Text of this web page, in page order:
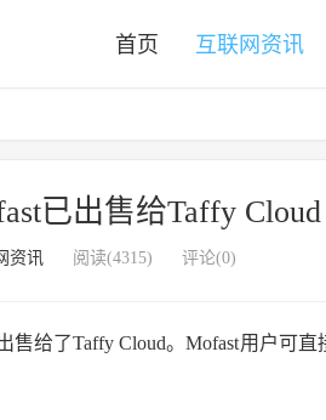
首页 互联网资讯
已出售给Taffy Cloud
资讯 阅读(4315) 评论(0)
售给了Taffy Cloud。Mofast用户可